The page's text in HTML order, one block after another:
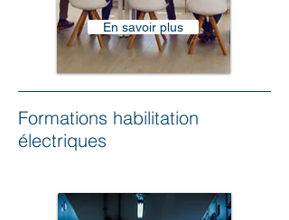
En savoir plus
Formations habilitation
électriques